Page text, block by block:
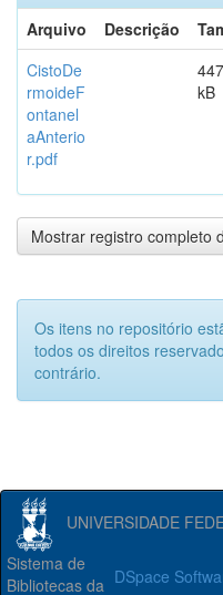
Arquivo
Descrição
CistoDe
rmoideF
ontanel
aAnterio
r.pdf
kB
Mostrar registro completo
Os itens no repositório
todos os direitos
contrário.
UNIVERSIDADE
DSpace
Sistema de
Bibliotecas da